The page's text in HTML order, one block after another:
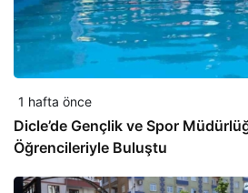
1 hafta önce
Dicle’de Gençlik ve Spor
Öğrencileriyle Buluştu